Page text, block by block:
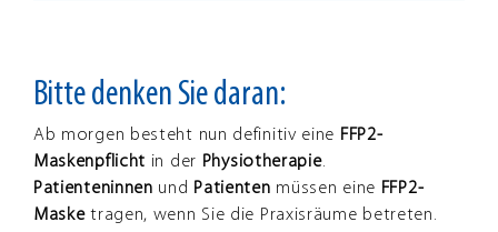
Bitte denken Sie daran:
Ab morgen besteht nun definitiv eine FFP2-
Maskenpflicht in der Physiotherapie.
Patienteninnen und Patienten müssen eine FFP2-
Masketragen, wenn Sie die Praxisräume betreten.